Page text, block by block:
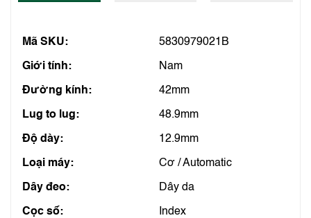
Mã SKU: 5830979021B
Giới tính: Nam
Đường kính: 42mm
Lug to lug: 48.9mm
Độ dày: 12.9mm
Loại máy: Cơ / Automatic
Dây đeo: Dây da
Cọc số: Index